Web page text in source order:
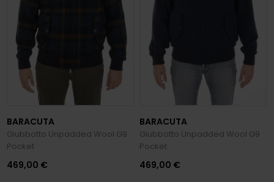
BARACUTA
Giubbotto Unpadded Wool G9
Pocket
469,00 €
BARACUTA
Giubbotto Unpadded Wool G9
Pocket
469,00 €